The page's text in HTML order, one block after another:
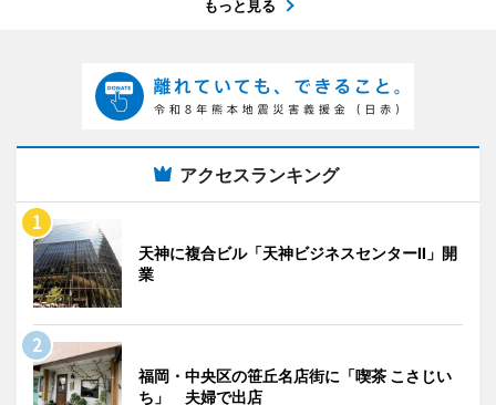
もっと見る
アクセスランキング
天神に複合ビル「天神ビジネスセンターII」開
業
福岡・中央区の笹丘名店街に「喫茶 こさじい
ち」 夫婦で出店